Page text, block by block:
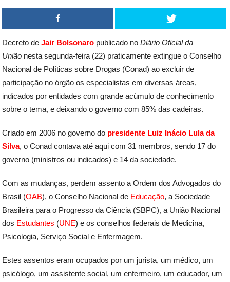
Decreto deJair Bolsonaro publicado noDiário Oficial da
União nesta segunda-feira (22) praticamente extingue o Conselho
Nacional de Políticas sobre Drogas (Conad) ao excluir de
participação no órgão os especialistas em diversas áreas,
indicados por entidades com grande acúmulo de conhecimento
sobre o tema, e deixando o governo com 85% das cadeiras.
Criado em 2006 no governo do presidente Luiz Inácio Lula da
Silva, o Conad contava até aqui com 31 membros, sendo 17 do
governo (ministros ou indicados) e 14 da sociedade.
Com as mudanças, perdem assento a Ordem dos Advogados do
Brasil (OAB), o Conselho Nacional de Educação, a Sociedade
Brasileira para o Progresso da Ciência (SBPC), a União Nacional
dos Estudantes (UNE) e os conselhos federais de Medicina,
Psicologia, Serviço Social e Enfermagem.
Estes assentos eram ocupados por um jurista, um médico, um
psicólogo, um assistente social, um enfermeiro, um educador, um